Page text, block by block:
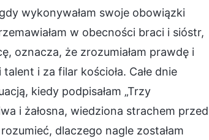
wykonywałam swoje obowiązki
w obecności braci i sióstr,
oznacza, że zrozumiałam prawdę i
i za filar kościoła. Całe dnie
kiedy podpisałam „Trzy
i żałosna, wiedziona strachem przed
dlaczego nagle zostałam